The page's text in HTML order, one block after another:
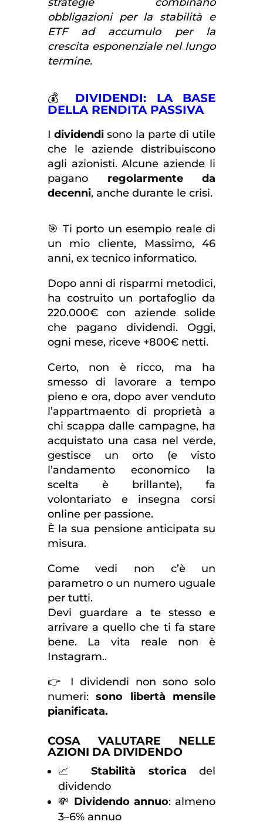
obbligazioni per la stabilità e
ETF ad accumulo per la
crescita esponenziale nel lungo
termine.
💰 DIVIDENDI: LA BASE
DELLA RENDITA PASSIVA
I dividendisono la parte di utile
che le aziende distribuiscono
agli azionisti. Alcune aziende li
pagano regolarmente da
decenni, anche durante le crisi.
🎯 Ti porto un esempio reale di
un mio cliente, Massimo, 46
anni, ex tecnico informatico.
Dopo anni di risparmi metodici,
ha costruito un portafoglio da
220.000€ con aziende solide
che pagano dividendi. Oggi,
ogni mese, riceve +800€ netti.
Certo, non è ricco, ma ha
smesso di lavorare a tempo
pieno e ora, dopo aver venduto
l’appartmaento di proprietà a
chi scappa dalle campagne, ha
acquistato una casa nel verde,
gestisce un orto (e visto
l’andamento economico la
scelta è brillante), fa
volontariato e insegna corsi
online per passione.
È la sua pensione anticipata su
misura.
Come vedi non c’è un
parametro o un numero uguale
per tutti.
Devi guardare a te stesso e
arrivare a quello che ti fa stare
bene. La vita reale non è
Instagram..
👉 I dividendi non sono solo
numeri:sono libertà mensile
pianificata.
COSA VALUTARE NELLE
AZIONI DA DIVIDENDO
📈 Stabilità storica del
dividendo
💸 Dividendo annuo: almeno
3–6% annuo